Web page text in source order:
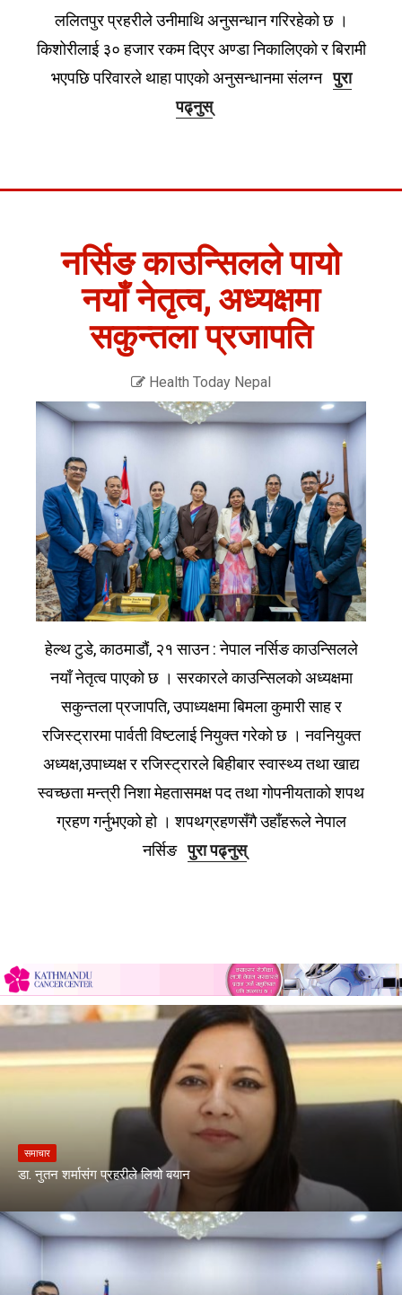
ललितपुर प्रहरीले उनीमाथि अनुसन्धान गरिरहेको छ ।
किशोरीलाई ३० हजार रकम दिएर अण्डा निकालिएको र बिरामी
भएपछि परिवारले थाहा पाएको अनुसन्धानमा संलग्नपुरा
पढ्नुस्
नर्सिङ काउन्सिलले पायो
नयाँ नेतृत्व, अध्यक्षमा
सकुन्तला प्रजापति
Health Today Nepal
हेल्थ टुडे, काठमाडौं, २१ साउन : नेपाल नर्सिङ काउन्सिलले
नयाँ नेतृत्व पाएको छ । सरकारले काउन्सिलको अध्यक्षमा
सकुन्तला प्रजापति, उपाध्यक्षमा बिमला कुमारी साह र
रजिस्ट्रारमा पार्वती विष्टलाई नियुक्त गरेको छ । नवनियुक्त
अध्यक्ष,उपाध्यक्ष र रजिस्ट्रारले बिहीबार स्वास्थ्य तथा खाद्य
स्वच्छता मन्त्री निशा मेहतासमक्ष पद तथा गोपनीयताको शपथ
ग्रहण गर्नुभएको हो । शपथग्रहणसँगै उहाँहरूले नेपाल
नर्सिङपुरा पढ्नुस्
समाचार
डा. नुतन शर्मासंग प्रहरीले लियो बयान